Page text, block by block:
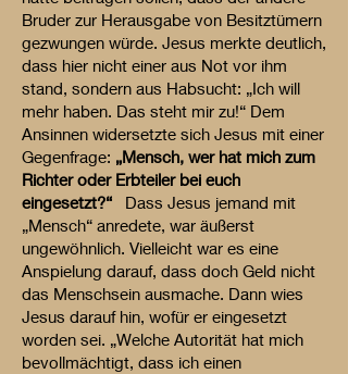
Bruder zur Herausgabe von Besitztümern
gezwungen würde. Jesus merkte deutlich,
dass hier nicht einer aus Not vor ihm
stand, sondern aus Habsucht: „Ich will
mehr haben. Das steht mir zu!“ Dem
Ansinnen widersetzte sich Jesus mit einer
Gegenfrage: „Mensch, wer hat mich zum
Richter oder Erbteiler bei euch
eingesetzt?“
Dass Jesus jemand mit
„Mensch“ anredete, war äußerst
ungewöhnlich. Vielleicht war es eine
Anspielung darauf, dass doch Geld nicht
das Menschsein ausmache. Dann wies
Jesus darauf hin, wofür er eingesetzt
worden sei. „Welche Autorität hat mich
bevollmächtigt, dass ich einen